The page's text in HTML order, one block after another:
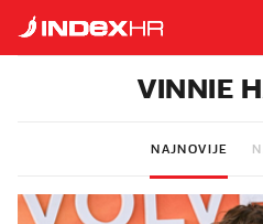
VINNIE
NAJNOVIJE